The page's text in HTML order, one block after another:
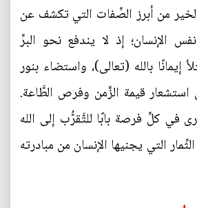
الخير من أبرز الصِّفات التي تكشف عن
الإنسان؛ إذ لا يندفع نحو البرِّ
إيمانًا بالله (تعالى)، واستضاء بنور
استشعار قيمة الزَّمن وفرص الطَّاعة.
في كلِّ فرصة بابًا للتَّقرُّب إلى الله
التي يجنيها الإنسان من مبادرته